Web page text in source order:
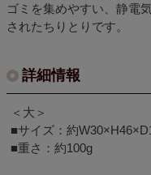
ゴミを集めやすい、静電
されたちりとりです。
詳細情報
＜大＞
■サイズ：約
■重さ：約100g